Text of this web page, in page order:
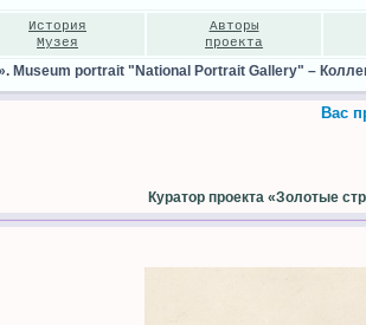
История
Музея
Авторы
проекта
Museum portrait "National Portrait Gallery" –
Вас
Куратор проекта «Золотые